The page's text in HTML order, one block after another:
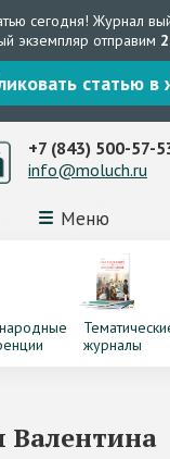
сегодня! Журнал
экземпляр отправим
статью в
Меню
+7 (843) 500-57-
info@moluch.ru
журналы
Валентина